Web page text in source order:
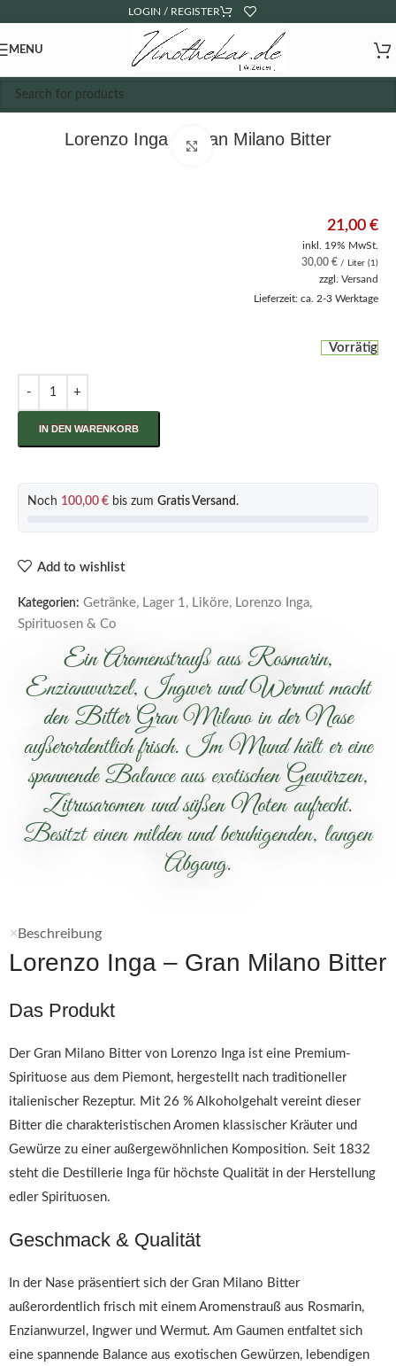
LOGIN / REGISTER
MENU
Lorenzo Inga – Gran Milano Bitter
Click to enlarge
21,00 €
inkl. 19% MwSt.
30,00 € / Liter (1)
zzgl. Versand
Lieferzeit: ca. 2-3 Werktage
Vorrätig
IN DEN WARENKORB
Noch 100,00 € bis zum Gratis Versand .
Add to wishlist
Kategorien: Getränke, Lager 1, Liköre, Lorenzo Inga,
Spirituosen & Co
Ein Aromenstrauß aus Rosmarin,
Enzianwurzel, Ingwer und Wermut macht
den Bitter Gran Milano in der Nase
außerordentlich frisch. Im Mund hält er eine
spannende Balance aus exotischen Gewürzen,
Zitrusaromen und süßen Noten aufrecht.
Besitzt einen milden und beruhigenden, langen
Abgang.
Beschreibung
Lorenzo Inga – Gran Milano Bitter
Das Produkt
Der Gran Milano Bitter von Lorenzo Inga ist eine Premium-
Spirituose aus dem Piemont, hergestellt nach traditioneller
italienischer Rezeptur. Mit 26 % Alkoholgehalt vereint dieser
Bitter die charakteristischen Aromen klassischer Kräuter und
Gewürze zu einer außergewöhnlichen Komposition. Seit 1832
steht die Destillerie Inga für höchste Qualität in der Herstellung
edler Spirituosen.
Geschmack & Qualität
In der Nase präsentiert sich der Gran Milano Bitter
außerordentlich frisch mit einem Aromenstrauß aus Rosmarin,
Enzianwurzel, Ingwer und Wermut. Am Gaumen entfaltet sich
eine spannende Balance aus exotischen Gewürzen, lebendigen